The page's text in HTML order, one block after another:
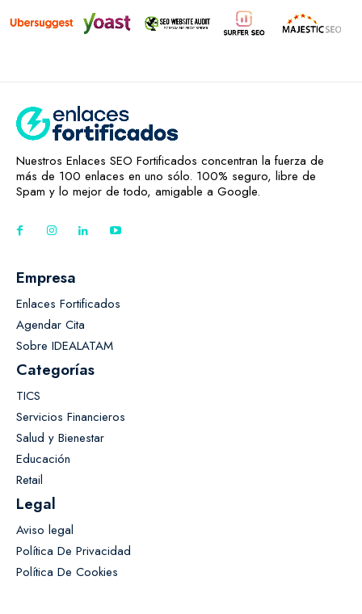
Nuestros Enlaces SEO Fortificados concentran la fuerza de
más de 100 enlaces en uno sólo. 100% seguro, libre de
Spam y lo mejor de todo, amigable a Google.
Empresa
Enlaces Fortificados
Agendar Cita
Sobre IDEALATAM
Categorías
TICS
Servicios Financieros
Salud y Bienestar
Educación
Retail
Legal
Aviso legal
Política De Privacidad
Política De Cookies